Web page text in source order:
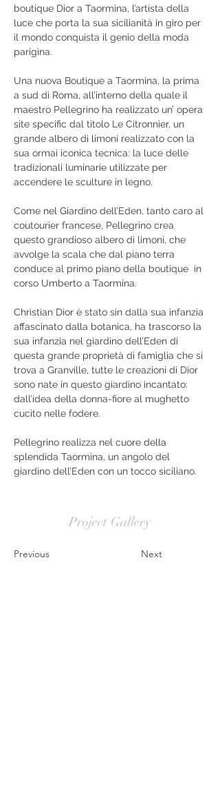
boutique Dior a Taormina, l’artista della
luce che porta la sua sicilianità in giro per
il mondo conquista il genio della moda
parigina.
Una nuova Boutique a Taormina, la prima
a sud di Roma, all’interno della quale il
maestro Pellegrino ha realizzato un’ opera
site specific dal titolo Le Citronnier, un
grande albero di limoni realizzato con la
sua ormai iconica tecnica: la luce delle
tradizionali luminarie utilizzate per
accendere le sculture in legno.
Come nel Giardino dell’Eden, tanto caro al
coutourier francese, Pellegrino crea
questo grandioso albero di limoni, che
avvolge la scala che dal piano terra
conduce al primo piano della boutique  in
corso Umberto a Taormina.
Christian Dior è stato sin dalla sua infanzia
affascinato dalla botanica, ha trascorso la
sua infanzia nel giardino dell’Eden di
questa grande proprietà di famiglia che si
trova a Granville, tutte le creazioni di Dior
sono nate in questo giardino incantato:
dall’idea della donna-fiore al mughetto
cucito nelle fodere.
Pellegrino realizza nel cuore della
splendida Taormina, un angolo del
giardino dell’Eden con un tocco siciliano.
Project Gallery
Previous Next